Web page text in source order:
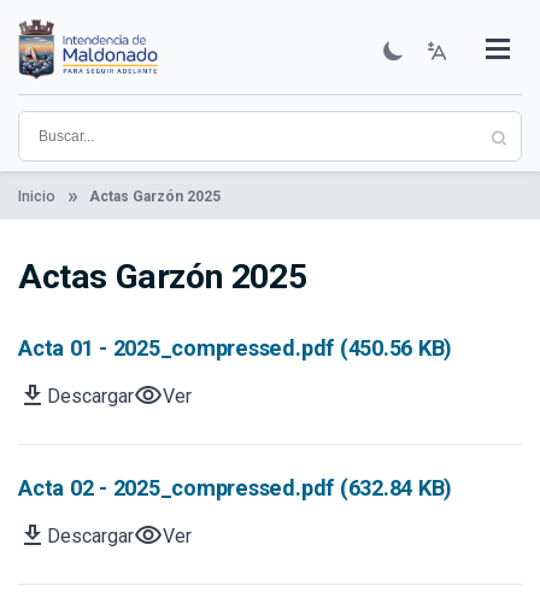
contenido
principal
Institucional
Municipios
Descubre Maldonado
Comunicación
Servicios
Guía De Trámites
Ver Noticias
Inicio Actas Garzón 2025
Actas Garzón 2025
Acta 01 - 2025_compressed.pdf (450.56 KB)
download DescargarvisibilityVer
Acta 02 - 2025_compressed.pdf (632.84 KB)
download DescargarvisibilityVer